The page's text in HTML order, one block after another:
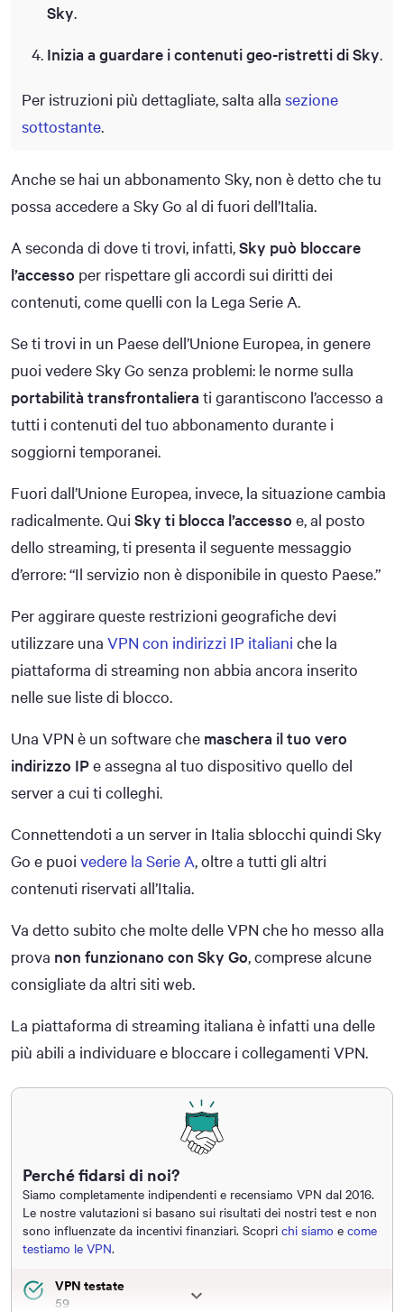
Sky.
Inizia a guardare i contenuti geo-ristretti di Sky.
Per istruzioni più dettagliate, salta alla sezione
sottostante.
Anche se hai un abbonamento Sky, non è detto che tu
possa accedere a Sky Go al di fuori dell’Italia.
A seconda di dove ti trovi, infatti,Sky può bloccare
l’accesso per rispettare gli accordi sui diritti dei
contenuti, come quelli con la Lega Serie A.
Se ti trovi in un Paese dell’Unione Europea, in genere
puoi vedere Sky Go senza problemi: le norme sulla
portabilità transfrontaliera ti garantiscono l’accesso a
tutti i contenuti del tuo abbonamento durante i
soggiorni temporanei.
Fuori dall’Unione Europea, invece, la situazione cambia
radicalmente. Qui Sky ti blocca l’accesso e, al posto
dello streaming, ti presenta il seguente messaggio
d’errore: “Il servizio non è disponibile in questo Paese.”
Per aggirare queste restrizioni geografiche devi
utilizzare una VPN con indirizzi IP italiani che la
piattaforma di streaming non abbia ancora inserito
nelle sue liste di blocco.
Una VPN è un software che maschera il tuo vero
indirizzo IPe assegna al tuo dispositivo quello del
server a cui ti colleghi.
Connettendoti a un server in Italia sblocchi quindi Sky
Go e puoi vedere la Serie A, oltre a tutti gli altri
contenuti riservati all’Italia.
Va detto subito che molte delle VPN che ho messo alla
prova non funzionano con Sky Go, comprese alcune
consigliate da altri siti web.
La piattaforma di streaming italiana è infatti una delle
più abili a individuare e bloccare i collegamenti VPN.
Perché fidarsi di noi?
Siamo completamente indipendenti e recensiamo VPN dal 2016.
Le nostre valutazioni si basano sui risultati dei nostri test e non
sono influenzate da incentivi finanziari. Scopri chi siamo e come
testiamo le VPN.
VPN testate
59